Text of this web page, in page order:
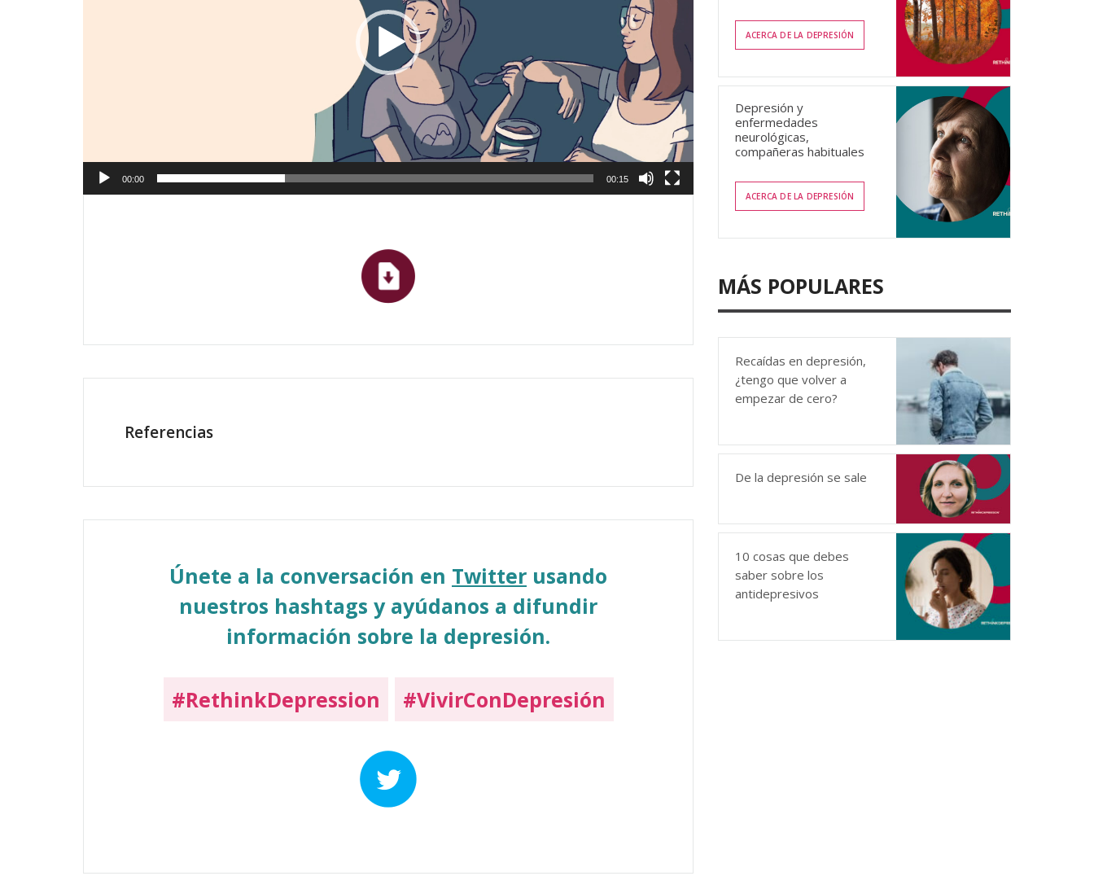
00:00 00:15
Referencias
Únete a la conversación en Twitter usando
nuestros hashtags y ayúdanos a difundir
información sobre la depresión.
#RethinkDepression #VivirConDepresión
ACERCA DE LA DEPRESIÓN
Depresión y
enfermedades
neurológicas,
compañeras habituales
ACERCA DE LA DEPRESIÓN
MÁS POPULARES
Recaídas en depresión,
¿tengo que volver a
empezar de cero?
De la depresión se sale
10 cosas que debes
saber sobre los
antidepresivos